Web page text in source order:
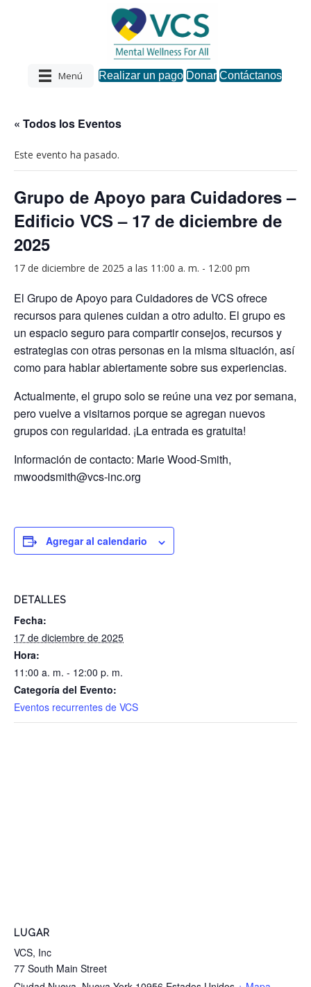
Realizar un pago Donar Contáctanos
Menú
« Todos los Eventos
Este evento ha pasado.
Grupo de Apoyo para Cuidadores –
Edificio VCS – 17 de diciembre de
2025
17 de diciembre de 2025 a las 11:00 a. m. - 12:00 pm
El Grupo de Apoyo para Cuidadores de VCS ofrece
recursos para quienes cuidan a otro adulto. El grupo es
un espacio seguro para compartir consejos, recursos y
estrategias con otras personas en la misma situación, así
como para hablar abiertamente sobre sus experiencias.
Actualmente, el grupo solo se reúne una vez por semana,
pero vuelve a visitarnos porque se agregan nuevos
grupos con regularidad. ¡La entrada es gratuita!
Información de contacto: Marie Wood-Smith,
mwoodsmith@vcs-inc.org
Agregar al calendario
DETALLES
Fecha:
17 de diciembre de 2025
Hora:
11:00 a. m. - 12:00 p. m.
Categoría del Evento:
Eventos recurrentes de VCS
LUGAR
VCS, Inc
77 South Main Street